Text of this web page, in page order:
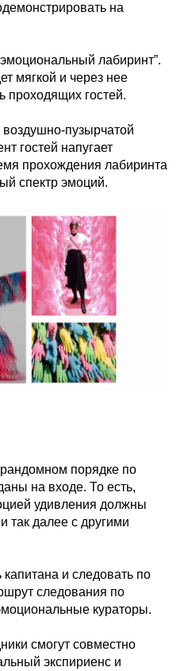
на
лабиринт”.
мягкой и через нее
проходящих гостей.
воздушно-пузырчатой
гостей напугает
прохождения лабиринта
спектр эмоций.
порядке по
на входе. То есть,
удивления должны
так далее с другими
и следовать по
следования по
кураторы.
смогут совместно
экспириенс и